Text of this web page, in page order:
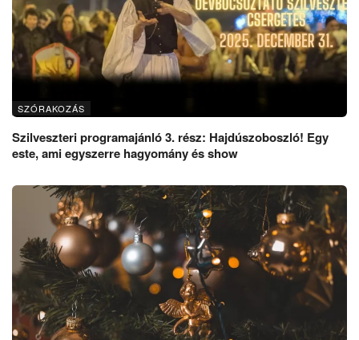
SZÓRAKOZÁS
Szilveszteri programajánló 3. rész: Hajdúszoboszló! Egy
este, ami egyszerre hagyomány és show